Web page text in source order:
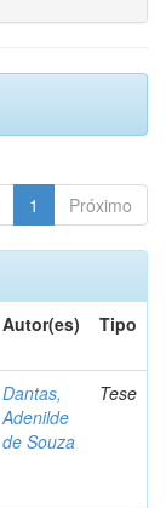
1 Próximo
Autor(es) Tipo
Dantas,
Adenilde
de Souza
Tese